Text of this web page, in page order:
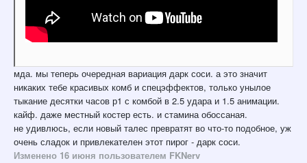
мда. мы теперь очередная вариация дарк соси. а это значит
никаких тебе красивых комб и спецэффектов, только унылое
тыкание десятки часов р1 с комбой в 2.5 удара и 1.5 анимации.
кайф. даже местный костер есть. и стамина обоссаная.
не удивлюсь, если новый талес превратят во что-то подобное, уж
очень сладок и привлекателен этот пирог - дарк соси.
Изменено 16 июня пользователем FKNerv